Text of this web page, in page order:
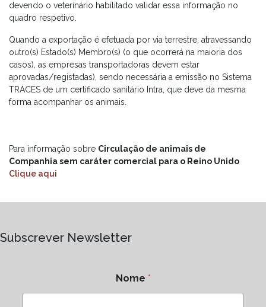
devendo o veterinário habilitado validar essa informação no
quadro respetivo.
Quando a exportação é efetuada por via terrestre, atravessando
outro(s) Estado(s) Membro(s) (o que ocorrerá na maioria dos
casos), as empresas transportadoras devem estar
aprovadas/registadas), sendo necessária a emissão no Sistema
TRACES de um certificado sanitário Intra, que deve da mesma
forma acompanhar os animais.
Para informação sobre Circulação de animais de
Companhia sem caráter comercial para o Reino Unido
Clique aqui
Subscrever Newsletter
Nome *